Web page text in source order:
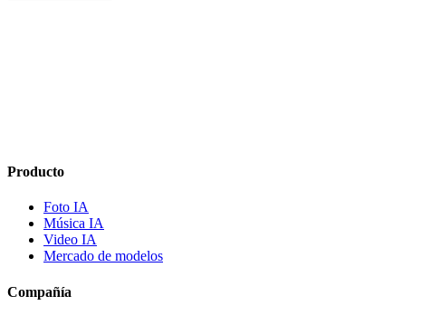
Producto
Foto IA
Música IA
Video IA
Mercado de modelos
Compañía